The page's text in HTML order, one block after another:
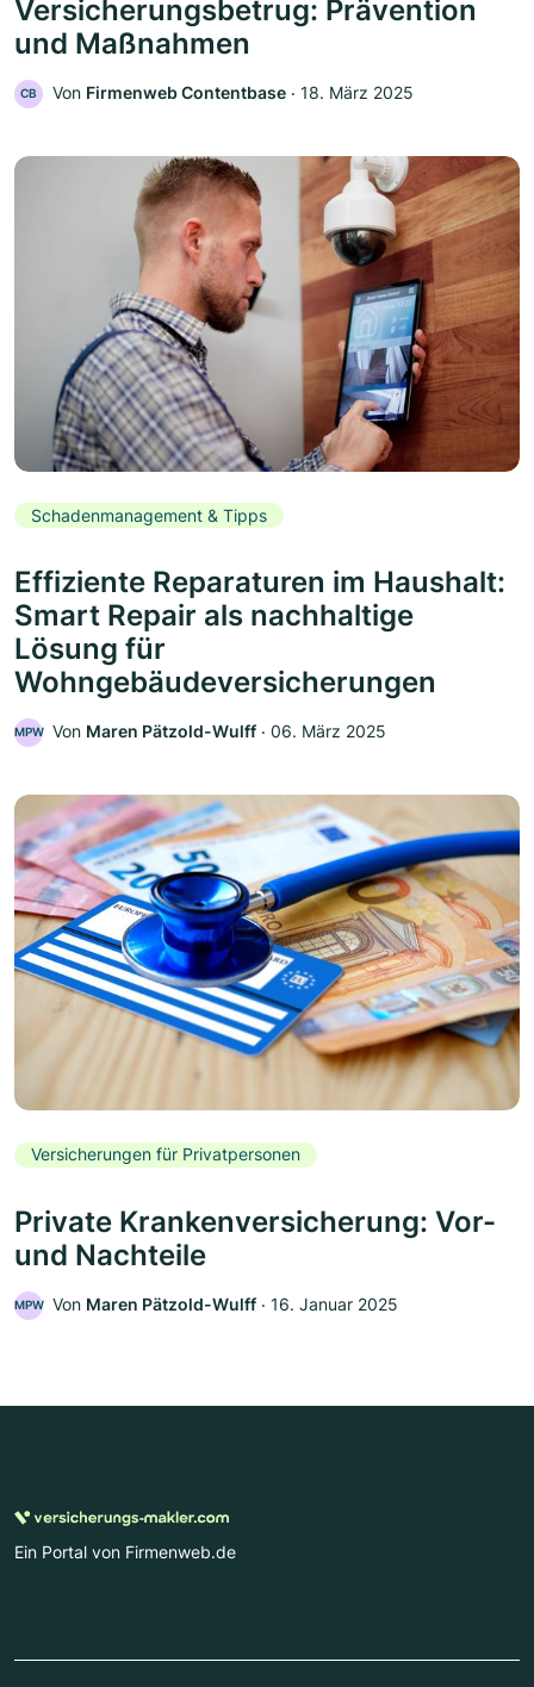
Versicherungsbetrug: Prävention
und Maßnahmen
CB Von Firmenweb Contentbase ‧ 18. März 2025
Schadenmanagement & Tipps
Effiziente Reparaturen im Haushalt:
Smart Repair als nachhaltige
Lösung für
Wohngebäudeversicherungen
MPW Von Maren Pätzold-Wulff ‧ 06. März 2025
Versicherungen für Privatpersonen
Private Krankenversicherung: Vor-
und Nachteile
MPW Von Maren Pätzold-Wulff ‧ 16. Januar 2025
Ein Portal von Firmenweb.de